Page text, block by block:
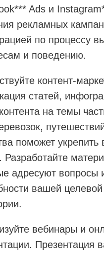
Ads и
рекламных
по процессу
и поведению.
контент-
статей,
на темы
поможет укрепить
Разработайте
адресуют вопросы
вашей целевой
вебинары и
Презентация